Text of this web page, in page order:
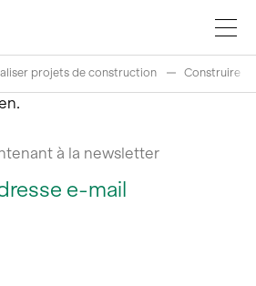
de construction
projets de construction Construire
à la newsletter